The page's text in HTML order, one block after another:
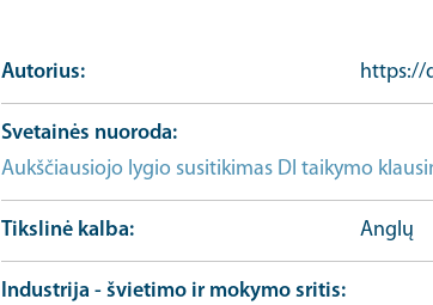
Autorius https://
Svetainės nuoroda
Aukščiausiojo lygio susitikimas DI taikymo
Tikslinė kalba Anglų
Industrija - švietimo ir mokymo sritis